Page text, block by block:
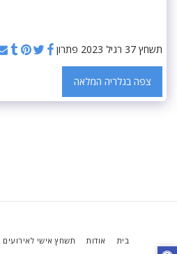
תשחץ 37 רגיל 2023 פתרון
צפה בגלריה המלאה
בית אודות תשחץ אישי לאירועים